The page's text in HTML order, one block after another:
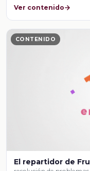
Ver contenido
CONTENIDO
El repartidor de